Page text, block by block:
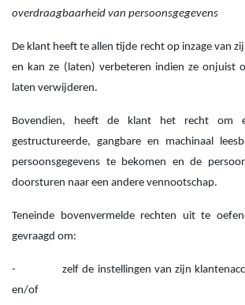
overdraagbaarheid van persoonsgegevens
De klant heeft te allen tijde recht op inzage van
en kan ze (laten) verbeteren indien ze onjuist
laten verwijderen.
Bovendien, heeft de klant het recht om
gestructureerde, gangbare en machinaal
persoonsgegevens te bekomen en de
doorsturen naar een andere vennootschap.
Teneinde bovenvermelde rechten uit te
gevraagd om:
-
zelf de instellingen van zijn
en/of